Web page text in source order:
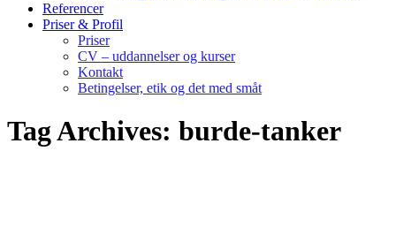
Referencer
Priser & Profil
Priser
CV – uddannelser og kurser
Kontakt
Betingelser, etik og det med småt
Tag Archives: burde-tanker